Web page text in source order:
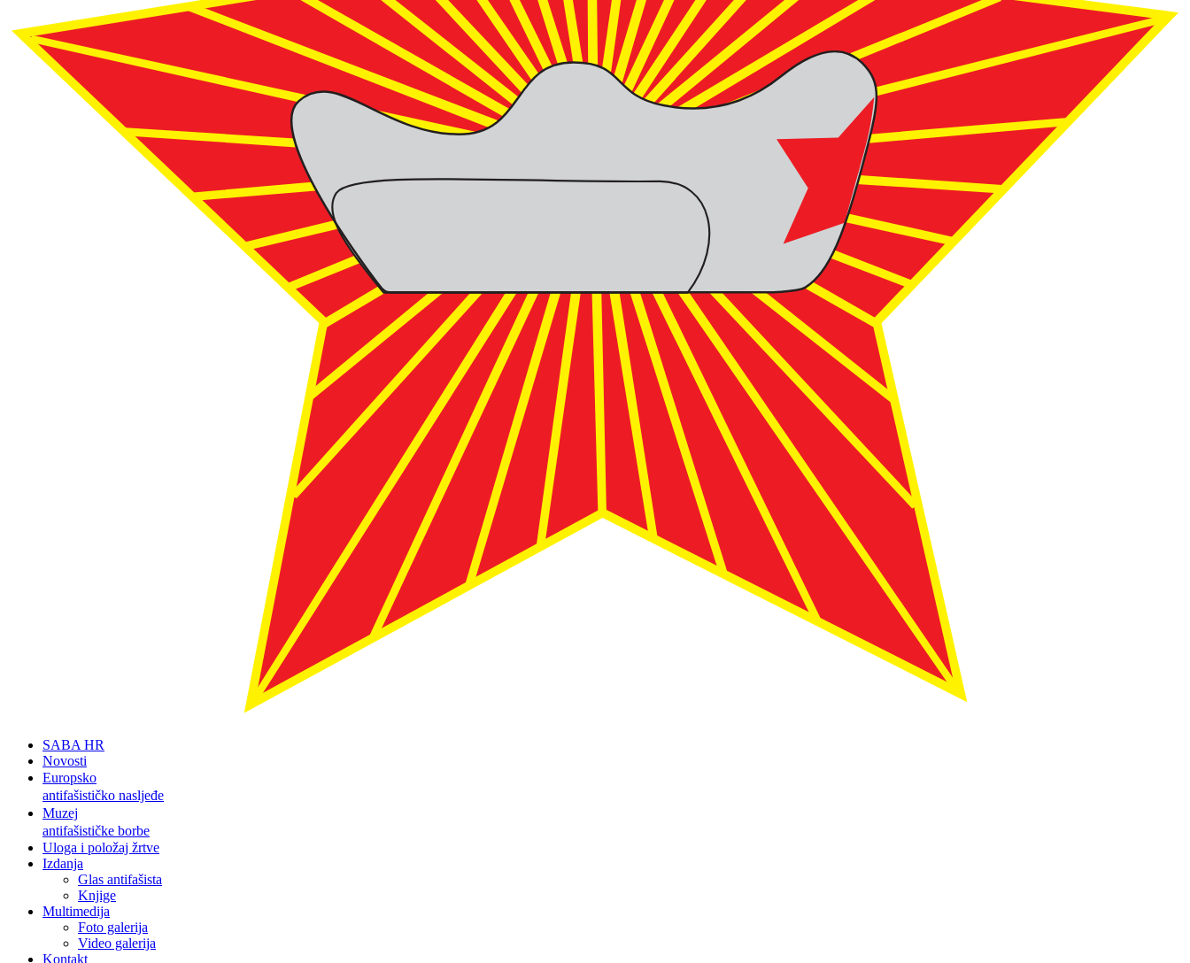
SABA HR
Novosti
Europsko
antifašističko nasljeđe
Muzej
antifašističke borbe
Uloga i položaj žrtve
Izdanja
Glas antifašista
Knjige
Multimedija
Foto galerija
Video galerija
Kontakt